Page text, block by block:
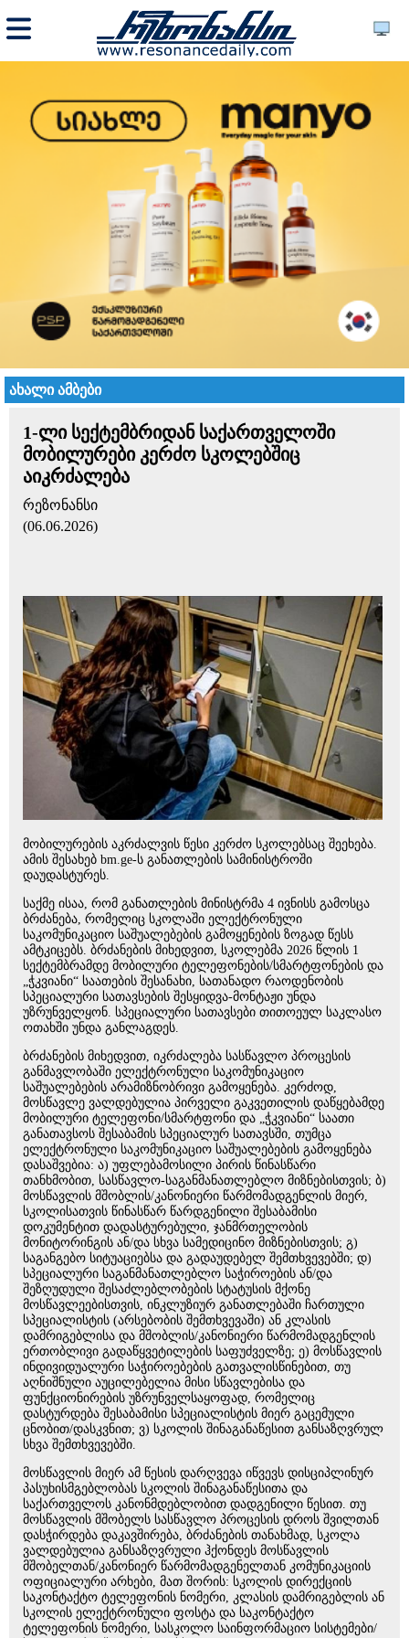
ახალი ამბები
1-ლი სექტემბრიდან საქართველოში
მობილურები კერძო სკოლებშიც
აიკრძალება
რეზონანსი
(06.06.2026)
მობილურების აკრძალვის წესი კერძო სკოლებსაც შეეხება.
ამის შესახებ bm.ge-ს განათლების სამინისტროში
დაუდასტურეს.
საქმე ისაა, რომ განათლების მინისტრმა 4 ივნისს გამოსცა
ბრძანება, რომელიც სკოლაში ელექტრონული
საკომუნიკაციო საშუალებების გამოყენების ზოგად წესს
ამტკიცებს. ბრძანების მიხედვით, სკოლებმა 2026 წლის 1
სექტემბრამდე მობილური ტელეფონების/სმარტფონების და
„ჭკვიანი“ საათების შესანახი, სათანადო რაოდენობის
სპეციალური სათავსების შესყიდვა-მონტაჟი უნდა
უზრუნველყონ. სპეციალური სათავსები თითოეულ საკლასო
ოთახში უნდა განლაგდეს.
ბრძანების მიხედვით, იკრძალება სასწავლო პროცესის
განმავლობაში ელექტრონული საკომუნიკაციო
საშუალებების არამიზნობრივი გამოყენება. კერძოდ,
მოსწავლე ვალდებულია პირველი გაკვეთილის დაწყებამდე
მობილური ტელეფონი/სმარტფონი და „ჭკვიანი“ საათი
განათავსოს შესაბამის სპეციალურ სათავსში, თუმცა
ელექტრონული საკომუნიკაციო საშუალებების გამოყენება
დასაშვებია: ა) უფლებამოსილი პირის წინასწარი
თანხმობით, სასწავლო-საგანმანათლებლო მიზნებისთვის; ბ)
მოსწავლის მშობლის/კანონიერი წარმომადგენლის მიერ,
სკოლისათვის წინასწარ წარდგენილი შესაბამისი
დოკუმენტით დადასტურებული, ჯანმრთელობის
მონიტორინგის ან/და სხვა სამედიცინო მიზნებისთვის; გ)
საგანგებო სიტუაციებსა და გადაუდებელ შემთხვევებში; დ)
სპეციალური საგანმანათლებლო საჭიროების ან/და
შეზღუდული შესაძლებლობების სტატუსის მქონე
მოსწავლეებისთვის, ინკლუზიურ განათლებაში ჩართული
სპეციალისტის (არსებობის შემთხვევაში) ან კლასის
დამრიგებლისა და მშობლის/კანონიერი წარმომადგენლის
ერთობლივი გადაწყვეტილების საფუძველზე; ე) მოსწავლის
ინდივიდუალური საჭიროებების გათვალისწინებით, თუ
აღნიშნული აუცილებელია მისი სწავლებისა და
ფუნქციონირების უზრუნველსაყოფად, რომელიც
დასტურდება შესაბამისი სპეციალისტის მიერ გაცემული
ცნობით/დასკვნით; ვ) სკოლის შინაგანაწესით განსაზღვრულ
სხვა შემთხვევებში.
მოსწავლის მიერ ამ წესის დარღვევა იწვევს დისციპლინურ
პასუხისმგებლობას სკოლის შინაგანაწესითა და
საქართველოს კანონმდებლობით დადგენილი წესით. თუ
მოსწავლის მშობელს სასწავლო პროცესის დროს შვილთან
დასჭირდება დაკავშირება, ბრძანების თანახმად, სკოლა
ვალდებულია განსაზღვრული ჰქონდეს მოსწავლის
მშობელთან/კანონიერ წარმომადგენელთან კომუნიკაციის
ოფიციალური არხები, მათ შორის: სკოლის დირექციის
საკონტაქტო ტელეფონის ნომერი, კლასის დამრიგებლის ან
სკოლის ელექტრონული ფოსტა და საკონტაქტო
ტელეფონის ნომერი, სასკოლო საინფორმაციო სისტემები/